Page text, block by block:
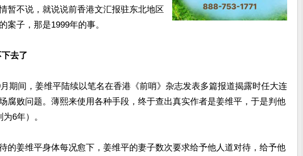
暂不说，就说说前香港文汇报驻东北地区
案子，那是1999年的事。
去了
期间，姜维平陆续以笔名在香港《前哨》杂志发表多篇报道揭露时任大连
腐败问题。薄熙来使用各种手段，终于查出真实作者是姜维平，于是判他
6年）。
的姜维平身体每况愈下，姜维平的妻子数次要求给予他人道对待，给予他